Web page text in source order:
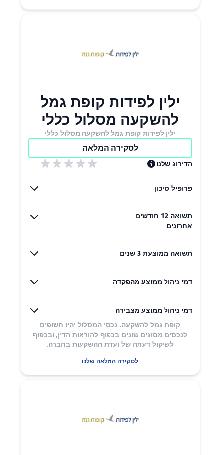
ילין לפידות קופת גמל
להשקעה מסלול כללי
ילין לפידות קופת גמל להשקעה מסלול כללי
לסקירה המלאה
הדירוג שלנו
פרופיל סיכון
תשואה 12 חודשים
אחרונים
תשואה ממוצעת 3 שנים
דמי ניהול ממוצע מהפקדה
דמי ניהול ממוצע מצבירה
קופת גמל להשקעה. נכסי המסלול יהיו חשופים
לנכסים מסוגים שונים בכפוף להוראות הדין, ובכפוף
לשיקול דעתה של ועדת ההשקעות בחברה.
לסקירה המלאה שלנו